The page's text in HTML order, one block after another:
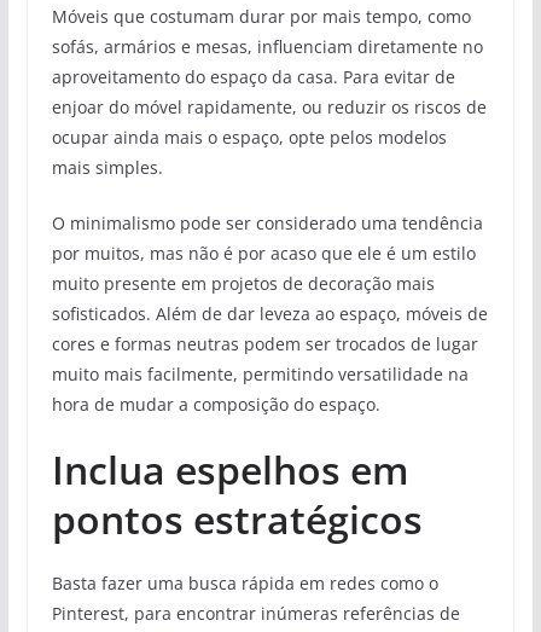
Móveis que costumam durar por mais tempo, como
sofás, armários e mesas, influenciam diretamente no
aproveitamento do espaço da casa. Para evitar de
enjoar do móvel rapidamente, ou reduzir os riscos de
ocupar ainda mais o espaço, opte pelos modelos
mais simples.
O minimalismo pode ser considerado uma tendência
por muitos, mas não é por acaso que ele é um estilo
muito presente em projetos de decoração mais
sofisticados. Além de dar leveza ao espaço, móveis de
cores e formas neutras podem ser trocados de lugar
muito mais facilmente, permitindo versatilidade na
hora de mudar a composição do espaço.
Inclua espelhos em
pontos estratégicos
Basta fazer uma busca rápida em redes como o
Pinterest, para encontrar inúmeras referências de